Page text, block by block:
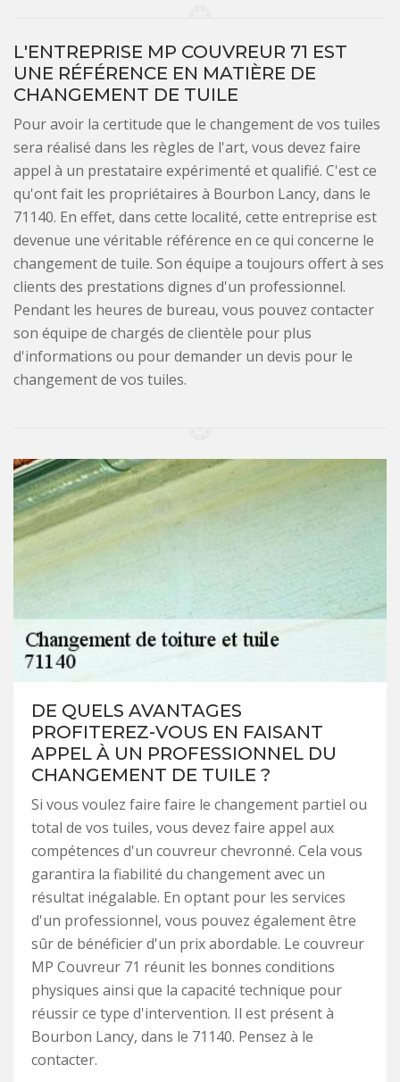
L'ENTREPRISE MP COUVREUR 71 EST
UNE RÉFÉRENCE EN MATIÈRE DE
CHANGEMENT DE TUILE
Pour avoir la certitude que le changement de vos tuiles
sera réalisé dans les règles de l'art, vous devez faire
appel à un prestataire expérimenté et qualifié. C'est ce
qu'ont fait les propriétaires à Bourbon Lancy, dans le
71140. En effet, dans cette localité, cette entreprise est
devenue une véritable référence en ce qui concerne le
changement de tuile. Son équipe a toujours offert à ses
clients des prestations dignes d'un professionnel.
Pendant les heures de bureau, vous pouvez contacter
son équipe de chargés de clientèle pour plus
d'informations ou pour demander un devis pour le
changement de vos tuiles.
DE QUELS AVANTAGES
PROFITEREZ-VOUS EN FAISANT
APPEL À UN PROFESSIONNEL DU
CHANGEMENT DE TUILE ?
Si vous voulez faire faire le changement partiel ou
total de vos tuiles, vous devez faire appel aux
compétences d'un couvreur chevronné. Cela vous
garantira la fiabilité du changement avec un
résultat inégalable. En optant pour les services
d'un professionnel, vous pouvez également être
sûr de bénéficier d'un prix abordable. Le couvreur
MP Couvreur 71 réunit les bonnes conditions
physiques ainsi que la capacité technique pour
réussir ce type d'intervention. Il est présent à
Bourbon Lancy, dans le 71140. Pensez à le
contacter.